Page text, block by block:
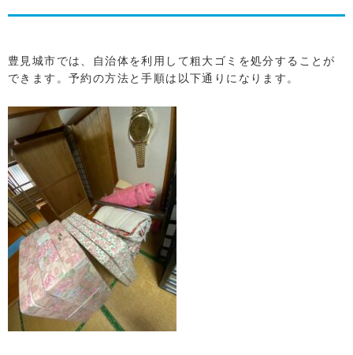
豊見城市では、自治体を利用して粗大ゴミを処分することが
できます。予約の方法と手順は以下通りになります。